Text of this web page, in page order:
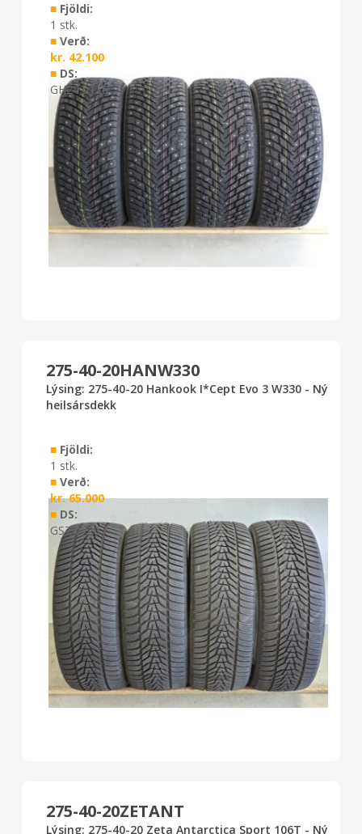
■Fjöldi:
1 stk.
■Verð:
kr. 42.100
■DS:
GH24 0126
Lýsing: 275-40-20 Hankook I*Cept Evo 3 W330 - Ný
heilsársdekk
■Fjöldi:
1 stk.
■Verð:
kr.65.000
■DS:
GS7 0726
275-40-20HANW330
Lýsing: 275-40-20 Zeta Antarctica Sport 106T - Ný
275-40-20ZETANT